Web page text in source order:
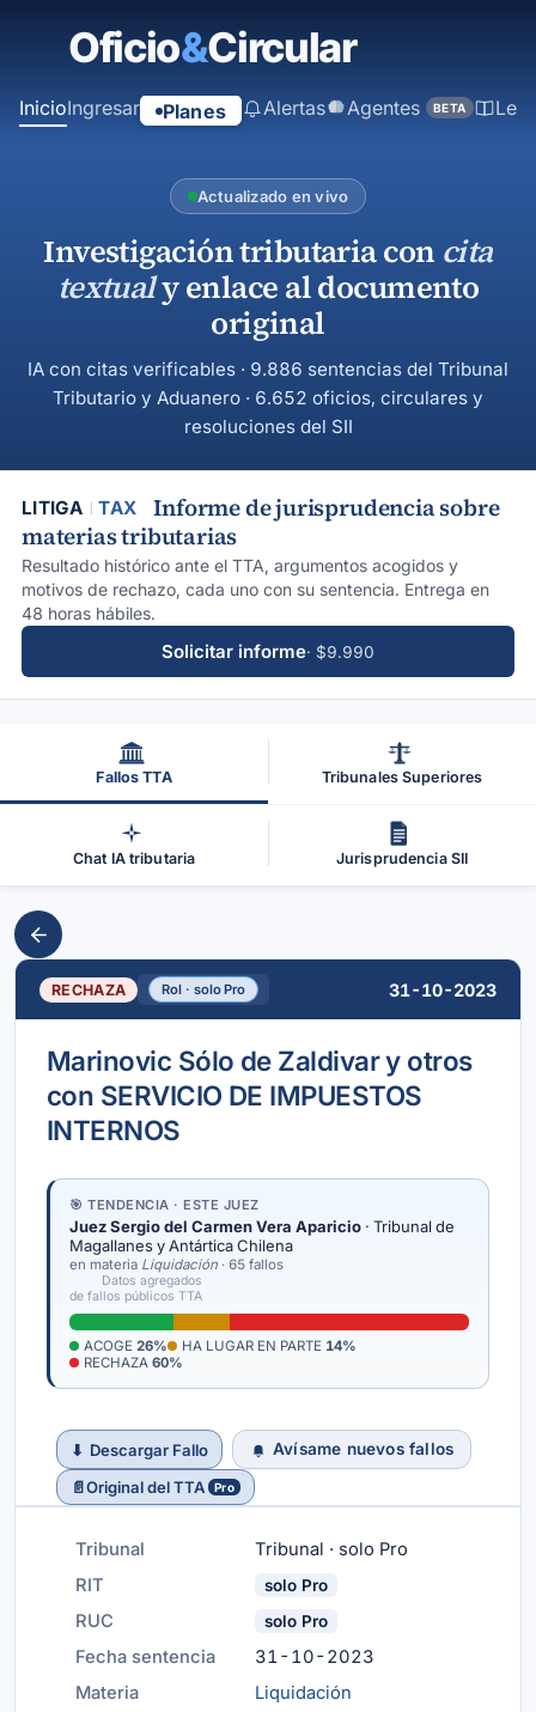
principal
InicioIngresar Planes Alertas Agentes BETA
Actualizado en vivo
Investigación tributaria con cita
textualy enlace al documento
original
IA con citas verificables · 9.886 sentencias del Tribunal
Tributario y Aduanero · 6.652 oficios, circulares y
resoluciones del SII
LITIGA TAX
Informe de jurisprudencia sobre
materias tributarias
Resultado histórico ante el TTA, argumentos acogidos y
motivos de rechazo, cada uno con su sentencia. Entrega en
48 horas hábiles.
Solicitar informe· $9.990
Fallos TTA Tribunales Superiores
Chat IA tributaria Jurisprudencia SII
RECHAZA Rol · solo Pro 31-10-2023
Marinovic Sólo de Zaldivar y otros
con SERVICIO DE IMPUESTOS
INTERNOS
🎯 TENDENCIA · ESTE JUEZ
Juez Sergio del Carmen Vera Aparicio · Tribunal de
Magallanes y Antártica Chilena
en materia Liquidación · 65 fallos
Datos agregados
de fallos públicos TTA
ACOGE 26% HA LUGAR EN PARTE 14%
RECHAZA 60%
⬇ Descargar Fallo
Avísame nuevos fallos
📄Original del TTA Pro
Tribunal
Tribunal · solo Pro
RIT
solo Pro
RUC solo Pro
Fecha sentencia
31-10-2023
Materia
Liquidación